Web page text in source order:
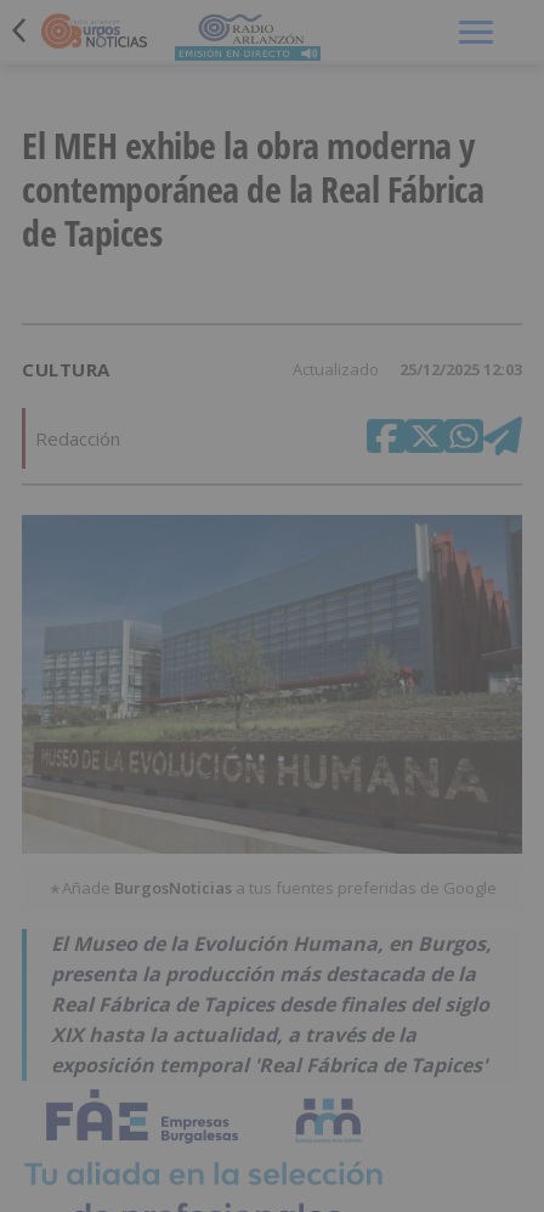
El MEH exhibe la obra moderna y
contemporánea de la Real Fábrica
de Tapices
CULTURA Actualizado 25/12/2025 12:03
Redacción
★Añade BurgosNoticias a tus fuentes preferidas de Google
El Museo de la Evolución Humana, en Burgos,
presenta la producción más destacada de la
Real Fábrica de Tapices desde finales del siglo
XIX hasta la actualidad, a través de la
exposición temporal 'Real Fábrica de Tapices'